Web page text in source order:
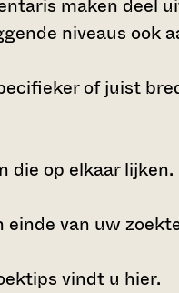
maken deel
niveaus ook
of juist
die op elkaar lijken.
einde van uw
vindt u hier.